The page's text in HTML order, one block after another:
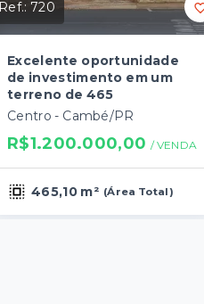
Ref.:720
Excelente oportunidade
de investimento em um
terreno de 465
Centro - Cambé/PR
R$1.200.000,00 / VENDA
465,10 m² (Área Total)